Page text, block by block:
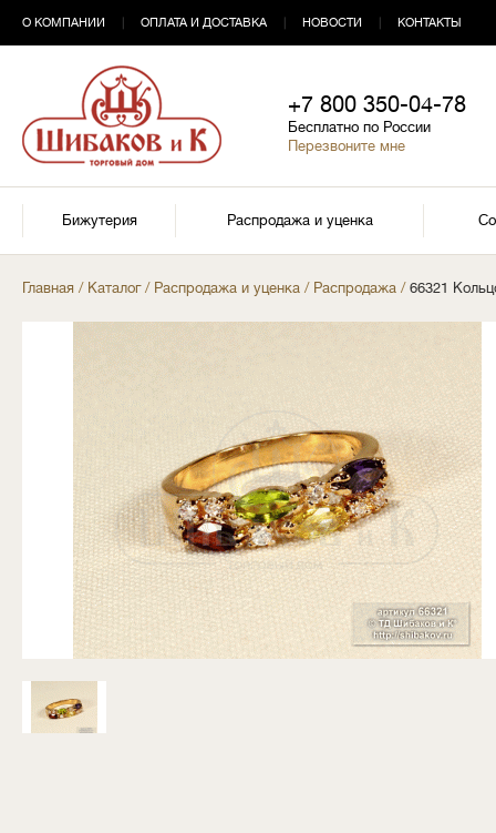
О КОМПАНИИ ОПЛАТА И ДОСТАВКА НОВОСТИ КОНТАКТЫ
+7 800 350-04-78
Бесплатно по России
Перезвоните мне
Бижутерия Распродажа и уценка
Главная / Каталог/ Распродажа и уценка / Распродажа / 66321